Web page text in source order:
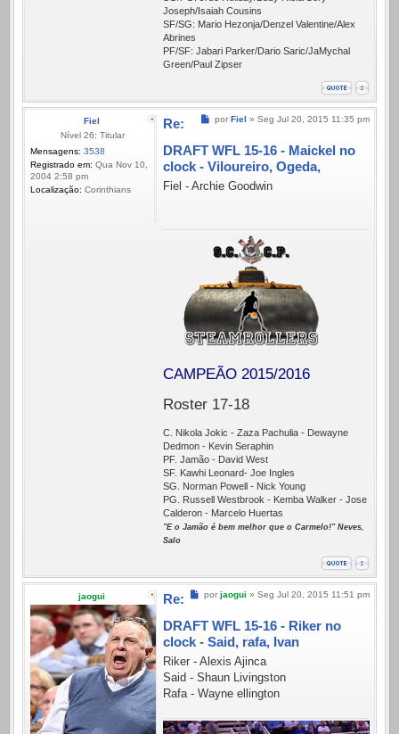
Joseph/Isaiah Cousins
SF/SG: Mario Hezonja/Denzel Valentine/Alex
Abrines
PF/SF: Jabari Parker/Dario Saric/JaMychal
Green/Paul Zipser
Fiel
Nível 26: Titular
Mensagens: 3538
Registrado em: Qua Nov 10,
2004 2:58 pm
Localização: Corinthians
Mensagem
por Fiel » Seg Jul 20, 2015 11:35 pm
Re:
DRAFT WFL 15-16 - Maickel no
clock - Viloureiro, Ogeda,
Fiel - Archie Goodwin
CAMPEÃO 2015/2016
Roster 17-18
C. Nikola Jokic - Zaza Pachulia - Dewayne
Dedmon - Kevin Seraphin
PF. Jamão - David West
SF. Kawhi Leonard- Joe Ingles
SG. Norman Powell - Nick Young
PG. Russell Westbrook - Kemba Walker - Jose
Calderon - Marcelo Huertas
"E o Jamão é bem melhor que o Carmelo!" Neves,
Salo
jaogui Mensagem
por jaogui » Seg Jul 20, 2015 11:51 pm
Re:
DRAFT WFL 15-16 - Riker no
clock - Said, rafa, Ivan
Riker - Alexis Ajinca
Said - Shaun Livingston
Rafa - Wayne ellington